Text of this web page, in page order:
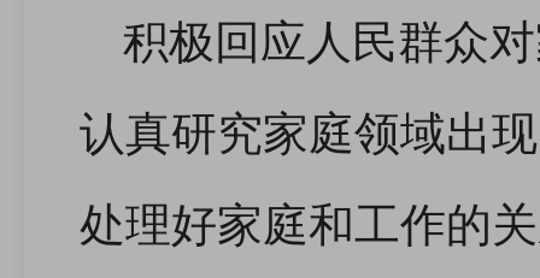
积极回应人民群众
认真研究家庭领域出
处理好家庭和工作的